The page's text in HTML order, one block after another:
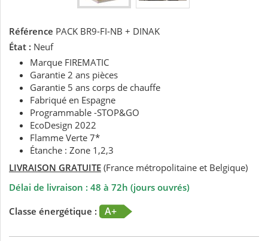
Référence PACK BR9-FI-NB + DINAK
État : Neuf
Marque FIREMATIC
Garantie 2 ans pièces
Garantie 5 ans corps de chauffe
Fabriqué en Espagne
Programmable -STOP&GO
EcoDesign 2022
Flamme Verte 7*
Étanche : Zone 1,2,3
LIVRAISON GRATUITE (France métropolitaine et Belgique)
Délai de livraison : 48 à 72h (jours ouvrés)
Classe énergétique :
A+